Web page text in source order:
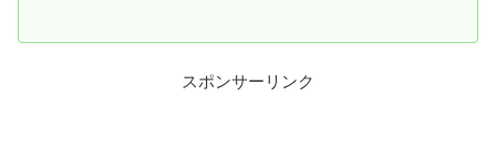
スポンサーリンク